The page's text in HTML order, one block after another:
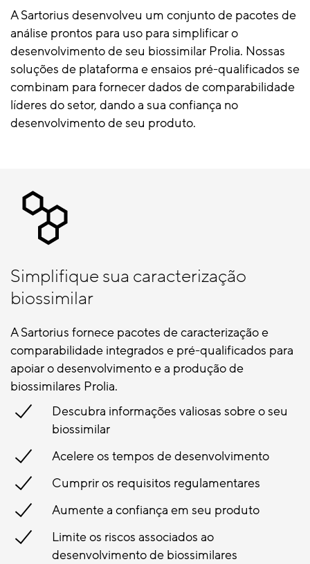
A Sartorius desenvolveu um conjunto de pacotes de
análise prontos para uso para simplificar o
desenvolvimento de seu biossimilar Prolia. Nossas
soluções de plataforma e ensaios pré-qualificados se
combinam para fornecer dados de comparabilidade
líderes do setor, dando a sua confiança no
desenvolvimento de seu produto.
Simplifique sua caracterização
biossimilar
A Sartorius fornece pacotes de caracterização e
comparabilidade integrados e pré-qualificados para
apoiar o desenvolvimento e a produção de
biossimilares Prolia.
Descubra informações valiosas sobre o seu
biossimilar
Acelere os tempos de desenvolvimento
Cumprir os requisitos regulamentares
Aumente a confiança em seu produto
Limite os riscos associados ao
desenvolvimento de biossimilares